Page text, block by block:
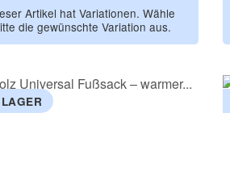
Artikel hat Variationen. Wähle
die gewünschte Variation aus.